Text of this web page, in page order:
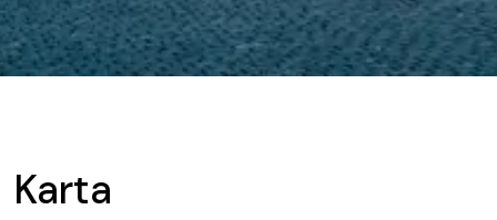
Karta